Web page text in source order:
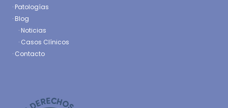
· Patologías
· Blog
· Noticias
· Casos Clínicos
· Contacto